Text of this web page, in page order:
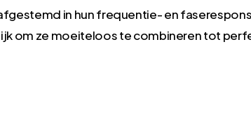
afgestemd in hun frequentie- en
om ze moeiteloos te combineren tot